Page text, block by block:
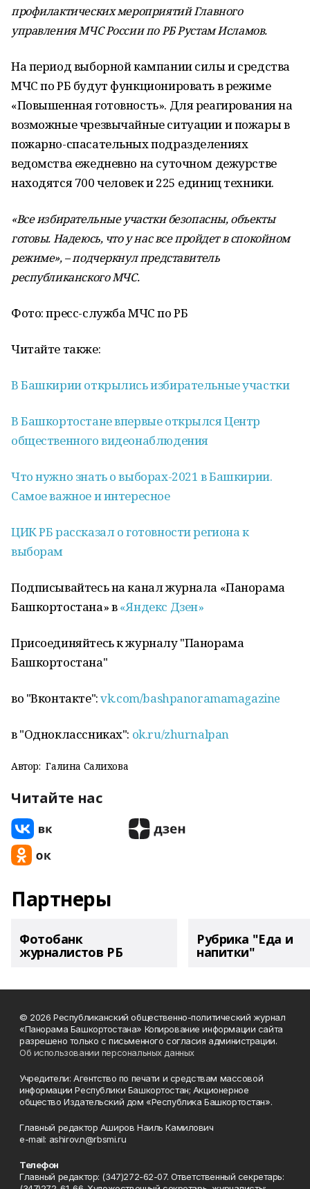
профилактических мероприятий Главного
управления МЧС России по РБ Рустам Исламов.
На период выборной кампании силы и средства
МЧС по РБ будут функционировать в режиме
«Повышенная готовность». Для реагирования на
возможные чрезвычайные ситуации и пожары в
пожарно-спасательных подразделениях
ведомства ежедневно на суточном дежурстве
находятся 700 человек и 225 единиц техники.
«Все избирательные участки безопасны, объекты
готовы. Надеюсь, что у нас все пройдет в спокойном
режиме», – подчеркнул представитель
республиканского МЧС.
Фото: пресс-служба МЧС по РБ
Читайте также:
В Башкирии открылись избирательные участки
В Башкортостане впервые открылся Центр
общественного видеонаблюдения
Что нужно знать о выборах-2021 в Башкирии.
Самое важное и интересное
ЦИК РБ рассказал о готовности региона к
выборам
Подписывайтесь на канал журнала «Панорама
Башкортостана» в«Яндекс Дзен»
Присоединяйтесь к журналу "Панорама
Башкортостана"
во "Вконтакте":vk.com/bashpanoramamagazine
в "Одноклассниках": ok.ru/zhurnalpan
Автор: Галина Салихова
Читайте нас
Партнеры
Фотобанк
журналистов РБ
Рубрика "Еда и
напитки"
© 2026 Республиканский общественно-политический журнал
«Панорама Башкортостана» Копирование информации сайта
разрешено только с письменного согласия администрации.
Об использовании персональных данных
Учредители: Агентство по печати и средствам массовой
информации Республики Башкортостан; Акционерное
общество Издательский дом «Республика Башкортостан».
Главный редактор Аширов Наиль Камилович
e-mail: ashirov.n@rbsmi.ru
Телефон
Главный редактор: (347)272-62-07. Ответственный секретарь: